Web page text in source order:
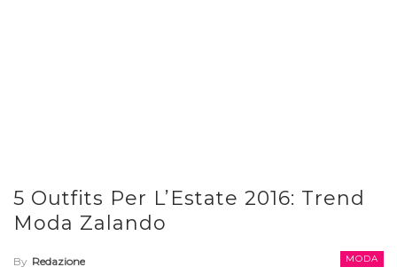
5 Outfits Per L’Estate 2016: Trend
Moda Zalando
MODA
By Redazione